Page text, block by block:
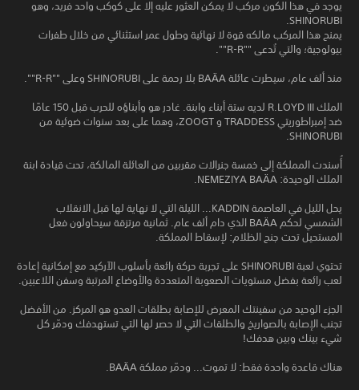
يوجد في هذا الكون مركب لا يمكن العثور عليه إلا على كوكب واحد فريد، وهو
SHINORUBI.
يمنح هذا المركب مالكه قوة لا نهائية وطول عمر استثنائي من خلال طفرات
بيولوجية؛ والتي تُدعى ""R-R"".
منذ ألف عام، سيطرت عائلة BAÄA بلا رحمة على SHINORUBI وعلى ""R-R"".
الملك R.LOYD III لديه ستة أبناء وابنة. غادر هو وأبناؤه للحرب قبل 150 عامًا
ضد إمبراطوريتي TRADDESS و ZOOGT، وهما على بعد سنوات ضوئية من
SHINORUBI.
أُسندت المملكة إلى خمسة جنرالات مقربين من العائلة المالكة، تحت قيادة ابنة
الملك الوحيدة: NEMEZIYA BAÄA.
يحل الليل في العاصمة KADDIN... الليلة التي لا نهاية لها قبل الانقلاب
الشمسي لحكم BAÄA الذي دام ألف عام. ثمانية مرتزقة سيحاولون فعل
المستحيل تحت جنح الظلام: لإسقاط المملكة.
تحتوي لعبة SHINORUBI على تجربة حركة رائعة بأسلوب الآركيد مع إمكانية إعادة
لعب رائعة بفضل مستويات الصعوبة المتعددة والأوضاع المرتبة وسفن اللاعبين.
الجزء الوحيد من سفينتك المعرض للإصابة بطلقات العدو هو المركز. من الأفضل
تجنب الإصابة بالصواريخ والطلقات التي لا حصر لها التي تستهدفك ودمّر كل
شيء بينك وبين هدفك!
هناك قاعدة واحدة فقط: لا تموت... ودمّر مملكة BAÄA.